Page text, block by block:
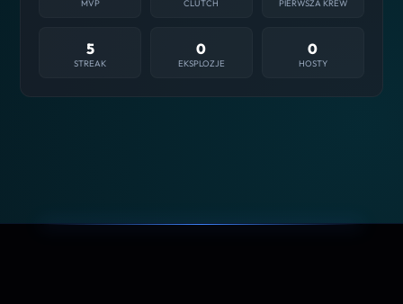
MVP CLUTCH PIERWSZA KREW
5
STREAK
0
EKSPLOZJE
0
HOSTY